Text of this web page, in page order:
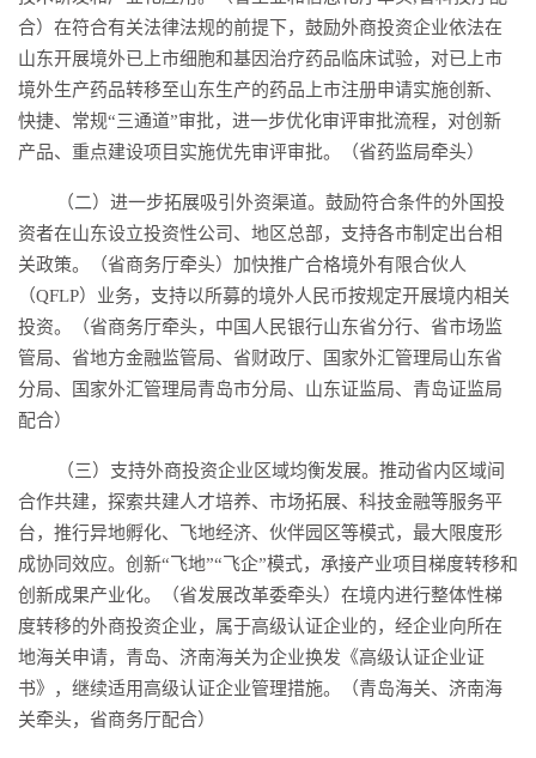
合）在符合有关法律法规的前提下，鼓励外商投资企业依法在
山东开展境外已上市细胞和基因治疗药品临床试验，对已上市
境外生产药品转移至山东生产的药品上市注册申请实施创新、
快捷、常规“三通道”审批，进一步优化审评审批流程，对创新
产品、重点建设项目实施优先审评审批。（省药监局牵头）
（二）进一步拓展吸引外资渠道。鼓励符合条件的外国投
资者在山东设立投资性公司、地区总部，支持各市制定出台相
关政策。（省商务厅牵头）加快推广合格境外有限合伙人
（QFLP）业务，支持以所募的境外人民币按规定开展境内相关
投资。（省商务厅牵头，中国人民银行山东省分行、省市场监
管局、省地方金融监管局、省财政厅、国家外汇管理局山东省
分局、国家外汇管理局青岛市分局、山东证监局、青岛证监局
配合）
（三）支持外商投资企业区域均衡发展。推动省内区域间
合作共建，探索共建人才培养、市场拓展、科技金融等服务平
台，推行异地孵化、飞地经济、伙伴园区等模式，最大限度形
成协同效应。创新“飞地”“飞企”模式，承接产业项目梯度转移和
创新成果产业化。（省发展改革委牵头）在境内进行整体性梯
度转移的外商投资企业，属于高级认证企业的，经企业向所在
地海关申请，青岛、济南海关为企业换发《高级认证企业证
书》，继续适用高级认证企业管理措施。（青岛海关、济南海
关牵头，省商务厅配合）